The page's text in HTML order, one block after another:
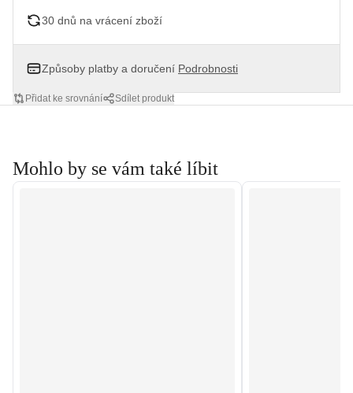
30 dnů na vrácení zboží
Způsoby platby a doručení Podrobnosti
Přidat ke srovnání Sdílet produkt
Mohlo by se vám také líbit